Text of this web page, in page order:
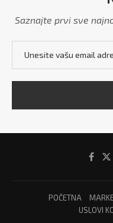
Saznajte prvi sve
POČETNA
USLOVI